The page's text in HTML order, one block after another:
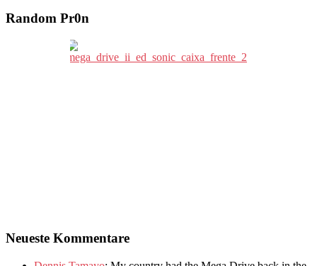
Random Pr0n
Neueste Kommentare